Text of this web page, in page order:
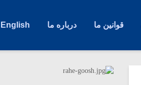
قوانین ما درباره ما English